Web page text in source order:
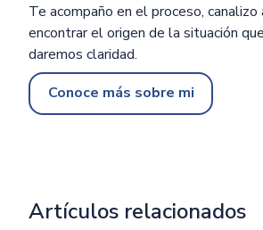
Te acompaño en el proceso,
encontrar el origen de la situación
daremos claridad.
Conoce más sobre mi
Artículos relacionados